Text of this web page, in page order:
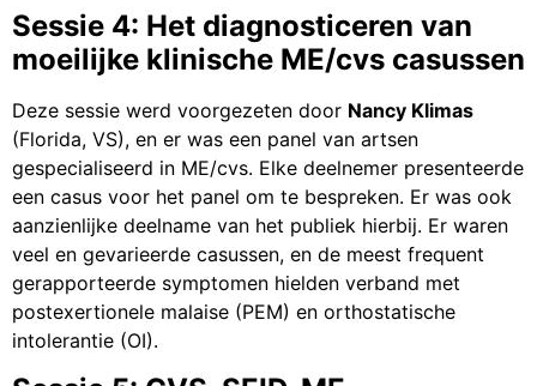
Sessie 4: Het diagnosticeren van
moeilijke klinische ME/cvs casussen
Deze sessie werd voorgezeten door Nancy Klimas
(Florida, VS), en er was een panel van artsen
gespecialiseerd in ME/cvs. Elke deelnemer presenteerde
een casus voor het panel om te bespreken. Er was ook
aanzienlijke deelname van het publiek hierbij. Er waren
veel en gevarieerde casussen, en de meest frequent
gerapporteerde symptomen hielden verband met
postexertionele malaise (PEM) en orthostatische
intolerantie (OI).